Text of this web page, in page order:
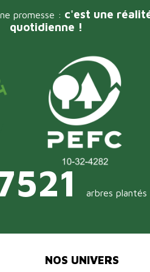
promesse : c'est une
quotidienne !
arbres plantés
NOS UNIVERS